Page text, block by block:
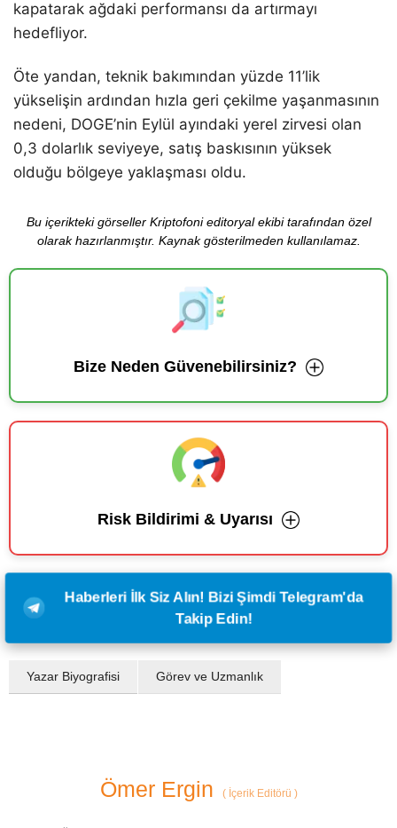
kapatarak ağdaki performansı da artırmayı
hedefliyor.
Öte yandan, teknik bakımından yüzde 11’lik
yükselişin ardından hızla geri çekilme yaşanmasının
nedeni, DOGE’nin Eylül ayındaki yerel zirvesi olan
0,3 dolarlık seviyeye, satış baskısının yüksek
olduğu bölgeye yaklaşması oldu.
Bu içerikteki görseller Kriptofoni editoryal ekibi tarafından özel
olarak hazırlanmıştır. Kaynak gösterilmeden kullanılamaz.
Bize Neden Güvenebilirsiniz?
Risk Bildirimi & Uyarısı
Haberleri İlk Siz Alın! Bizi Şimdi Telegram'da
Takip Edin!
Yazar Biyografisi Görev ve Uzmanlık
Ömer Ergin (İçerik Editörü )